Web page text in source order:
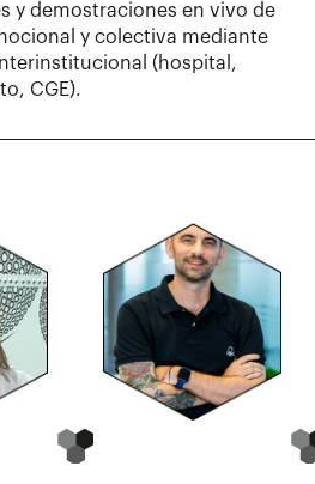
y demostraciones en vivo de
y colectiva mediante
(hospital,
CGE).